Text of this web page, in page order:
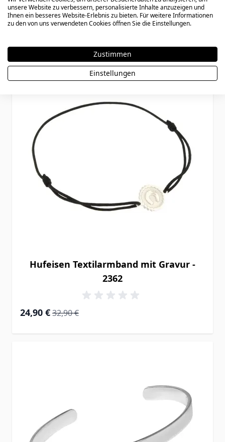
Special Price
22,90 € Regular Price
29,90 €
Hufeisen Textilarmband mit Gravur -
2362
Special Price
24,90 € Regular Price
32,90 €
unsere Website zu verbessern, personalisierte Inhalte anzuzeigen und
Ihnen ein besseres Website-Erlebnis zu bieten. Für weitere Informationen
zu den von uns verwendeten Cookies öffnen Sie die Einstellungen.
Zustimmen
Einstellungen